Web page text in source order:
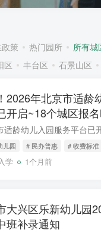
策 热门园所 所有城
区 丰台区 石景山区
2026年北京市适龄
开启~18个城区报名
儿园 # 民办普惠 # 收费标准
学 1个月前
大兴区乐新幼儿园
班补录通知